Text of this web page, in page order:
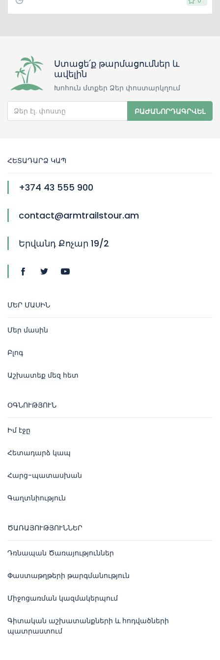
Ստացե՛ք թարմացումներ և
ավելին
Խոհուն մտքեր Ձեր փոստարկղում
ԲԱԺԱՆՈՐԴԱԳՐՎԵԼ
ՀԵՏԱԴԱՐՁ ԿԱՊ
+374 43 555 900
contact@armtrailstour.am
Երվանդ Քոչար 19/2
ՄԵՐ ՄԱՍԻՆ
Մեր մասին
Բլոգ
Աշխատեք մեզ հետ
ՕԳՆՈՒԹՅՈՒՆ
Իմ էջը
Հետադարձ կապ
Հարց-պատասխան
Գաղտնիություն
ԾԱՌԱՅՈՒԹՅՈՒՆՆԵՐ
Դռնապան Ծառայություններ
Փաստաթղթերի թարգմանություն
Միջոցառման կազմակերպում
Գիտական աշխատանքների և հոդվածների
պատրաստում